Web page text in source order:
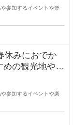
参加するイベントや楽
休みにおでか
の観光地やホ
参加するイベントや楽